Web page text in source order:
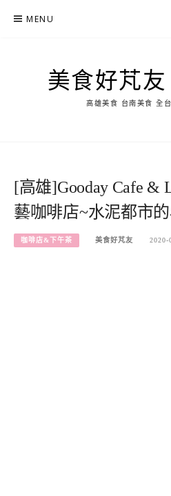
MENU
美食好芃友
高雄美食 台南美食 全
[高雄]Gooday Cafe &
藝咖啡店~水泥都市
咖啡店&下午茶 美食好芃友 2020-